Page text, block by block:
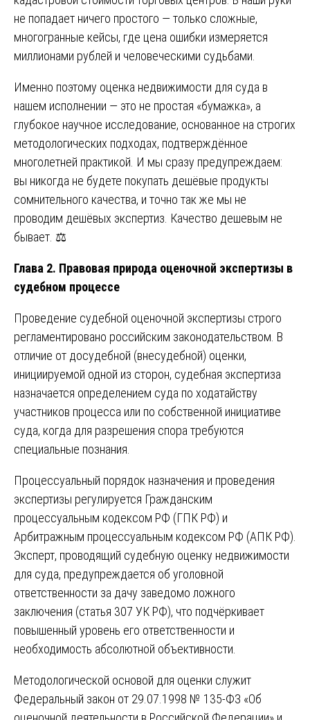
не попадает ничего простого — только сложные,
многогранные кейсы, где цена ошибки измеряется
миллионами рублей и человеческими судьбами.
Именно поэтому оценка недвижимости для суда в
нашем исполнении — это не простая «бумажка», а
глубокое научное исследование, основанное на строгих
методологических подходах, подтверждённое
многолетней практикой. И мы сразу предупреждаем:
вы никогда не будете покупать дешёвые продукты
сомнительного качества, и точно так же мы не
проводим дешёвых экспертиз. Качество дешевым не
бывает. ⚖️
Глава 2. Правовая природа оценочной экспертизы в
судебном процессе
Проведение судебной оценочной экспертизы строго
регламентировано российским законодательством. В
отличие от досудебной (внесудебной) оценки,
инициируемой одной из сторон, судебная экспертиза
назначается определением суда по ходатайству
участников процесса или по собственной инициативе
суда, когда для разрешения спора требуются
специальные познания.
Процессуальный порядок назначения и проведения
экспертизы регулируется Гражданским
процессуальным кодексом РФ (ГПК РФ) и
Арбитражным процессуальным кодексом РФ (АПК РФ).
Эксперт, проводящий судебную оценку недвижимости
для суда, предупреждается об уголовной
ответственности за дачу заведомо ложного
заключения (статья 307 УК РФ), что подчёркивает
повышенный уровень его ответственности и
необходимость абсолютной объективности.
Методологической основой для оценки служит
Федеральный закон от 29.07.1998 № 135-ФЗ «Об